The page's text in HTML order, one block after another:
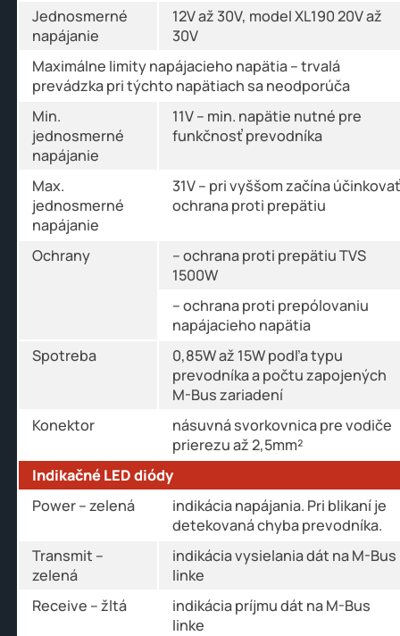
Jednosmerné
napájanie
12V až 30V, model XL190 20V až
30V
Maximálne limity napájacieho napätia – trvalá
prevádzka pri týchto napätiach sa neodporúča
Min.
jednosmerné
napájanie
11V – min. napätie nutné pre
funkčnosť prevodníka
Max.
jednosmerné
napájanie
31V – pri vyššom začína účinkovať
ochrana proti prepätiu
Ochrany
– ochrana proti prepätiu TVS
1500W
– ochrana proti prepólovaniu
napájacieho napätia
Spotreba
0,85W až 15W podľa typu
prevodníka a počtu zapojených
M-Bus zariadení
Konektor
násuvná svorkovnica pre vodiče
prierezu až 2,5mm²
Indikačné LED diódy
Power – zelená
indikácia napájania. Pri blikaní je
detekovaná chyba prevodníka.
Transmit –
zelená
indikácia vysielania dát na M-Bus
linke
Receive – žltá
indikácia príjmu dát na M-Bus
linke